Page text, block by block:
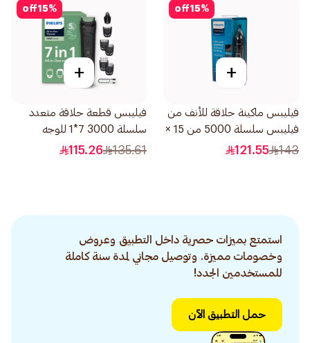
15%
off
+
فيليبس ماكينة حلاقة للأنف من
فيليبس سلسلة 5000 من 15 ×
3 × 3 سم NT5650/16 0.2كيلو
143
121.55
15%
off
+
فيليبس قطعة حلاقة متعدد
سلسلة 3000 7*1 للوجه
والشعر 1قطعة
135.61
115.26
استمتع بميزات حصرية داخل التطبيق وعروض
وخصومات مميزة. وتوصيل مجاني لمدة سنة كاملة
للمستخدمين الجدد!
حمل التطبيق الآن